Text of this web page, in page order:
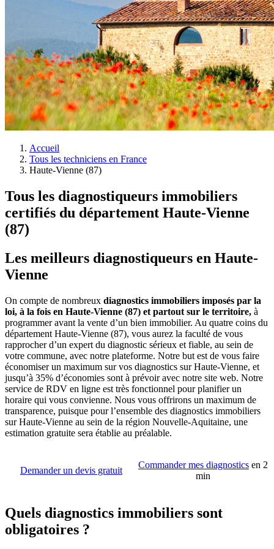
Accueil
Tous les techniciens en France
Haute-Vienne (87)
Tous les diagnostiqueurs immobiliers
certifiés du département Haute-Vienne
(87)
Les meilleurs diagnostiqueurs en Haute-
Vienne
On compte de nombreux diagnostics immobiliers imposés par la
loi, à la fois en Haute-Vienne (87) et partout sur le territoire, à
programmer avant la vente d’un bien immobilier. Au quatre coins du
département Haute-Vienne (87), vous aurez la faculté de vous
rapprocher d’un expert du diagnostic sérieux et fiable, au sein de
votre commune, avec notre plateforme. Notre but est de vous faire
économiser un maximum sur vos diagnostics sur Haute-Vienne, et
jusqu’à 35% d’économies sont à prévoir avec notre site web. Notre
service de RDV en ligne est très fonctionnel pour planifier un
horaire qui vous convienne. Nous vous offrirons un maximum de
transparence, puisque pour l’ensemble des diagnostics immobiliers
sur Haute-Vienne au sein de la région Nouvelle-Aquitaine, une
estimation gratuite sera établie au préalable.
Demander un devis gratuit
Commander mes diagnostics en 2
min
Quels diagnostics immobiliers sont
obligatoires ?